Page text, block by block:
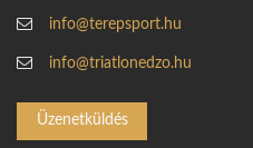
info@terepsport.hu
info@triatlonedzo.hu
Üzenetküldés